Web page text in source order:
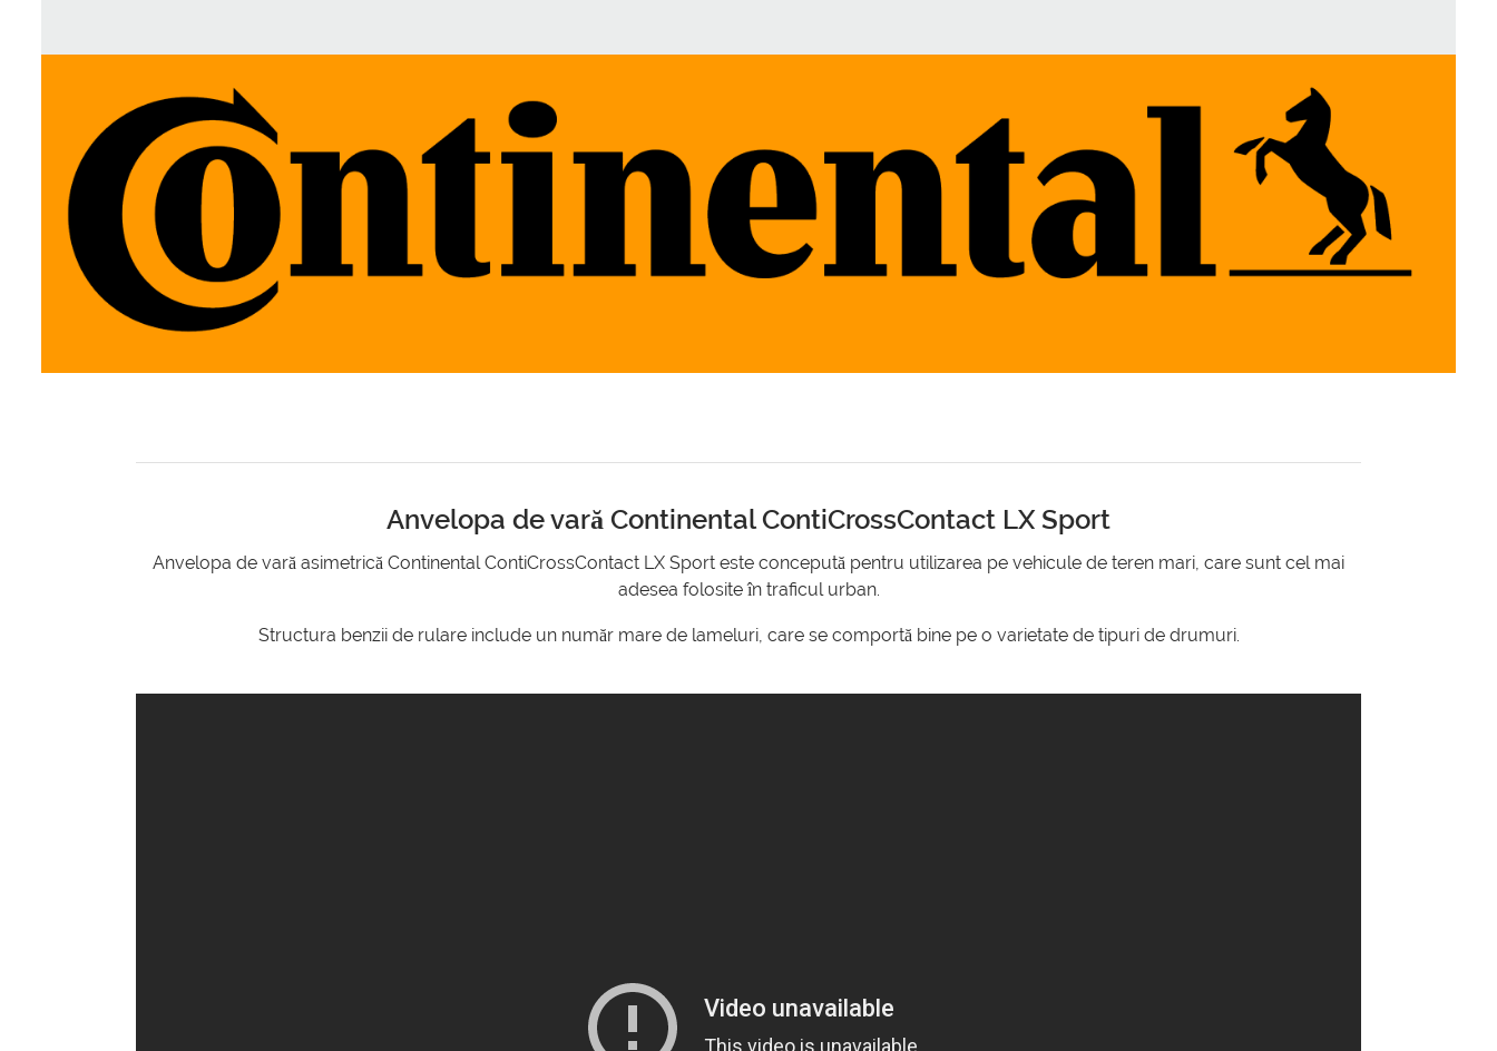
Anvelopa de vară Continental ContiCrossContact LX Sport
Anvelopa de vară asimetrică Continental ContiCrossContact LX Sport este concepută pentru utilizarea pe vehicule de teren mari, care sunt cel mai
adesea folosite în traficul urban.
Structura benzii de rulare include un număr mare de lameluri, care se comportă bine pe o varietate de tipuri de drumuri.